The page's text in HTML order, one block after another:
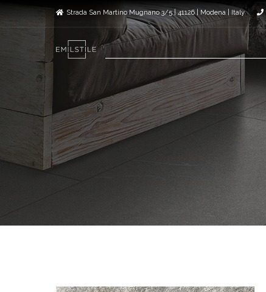
Strada San Martino Mugnano 3/5 | 41126 | Modena | Italy